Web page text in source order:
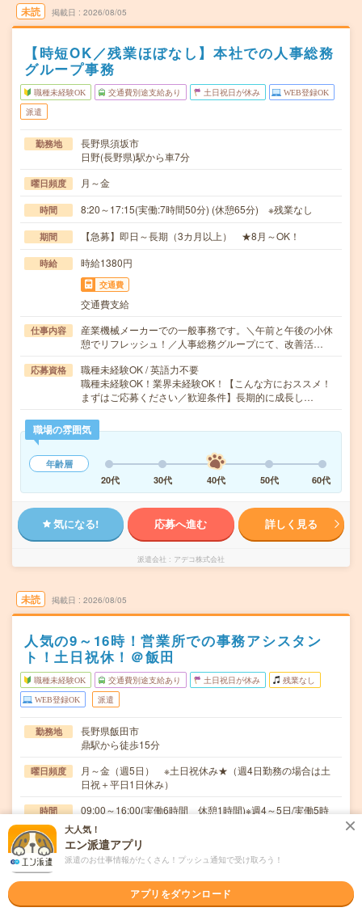
未読 掲載日 2026/08/05
【時短OK／残業ほぼなし】本社での人事総務
グループ事務
職種未経験OK 交通費別途支給あり 土日祝日が休み WEB登録OK
派遣
勤務地
長野県須坂市
日野(長野県)駅から車7分
曜日頻度 月～金
時間 8:20～17:15(実働:7時間50分) (休憩65分) ※残業なし
期間 【急募】即日～長期（3カ月以上） ★8月～OK！
時給 時給1380円
交通費
交通費支給
仕事内容
産業機械メーカーでの一般事務です。＼午前と午後の小休
憩でリフレッシュ！／人事総務グループにて、改善活…
応募資格
職種未経験OK / 英語力不要
職種未経験OK！業界未経験OK！【こんな方におススメ！
まずはご応募ください／歓迎条件】長期的に成長し…
職場の雰囲気
年齢層
20代
30代 40代 50代 60代
気になる! 応募へ進む 詳しく見る
派遣会社 アデコ株式会社
未読 掲載日 2026/08/05
人気の9～16時！営業所での事務アシスタン
ト！土日祝休！＠飯田
職種未経験OK 交通費別途支給あり 土日祝日が休み 残業なし
WEB登録OK 派遣
勤務地
長野県飯田市
鼎駅から徒歩15分
曜日頻度
月～金（週5日） ※土日祝休み★（週4日勤務の場合は土
日祝＋平日1日休み）
時間
09:00～16:00(実働6時間 休憩1時間)※週4～5日/実働5時
間～ご相談OK！
期間 2026年08月下旬～長期 ※8月～！
時給
大人気！
エン派遣アプリ
派遣のお仕事情報がたくさん！プッシュ通知で受け取ろう！
アプリをダウンロード